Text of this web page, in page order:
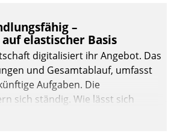
–
elastischer Basis
digitalisiert ihr Angebot. Das
und Gesamtablauf, umfasst
Aufgaben. Die
sich ständig. Wie lässt sich
wahren und zugleich Freiraum